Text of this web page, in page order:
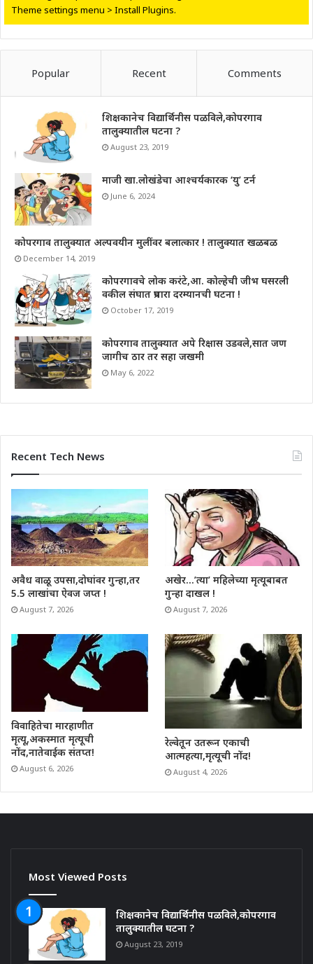
Theme settings menu > Install Plugins.
Popular Recent Comments
शिक्षकानेच विद्यार्थिनीस पळविले,कोपरगाव
तालुक्यातील घटना ?
August 23, 2019
माजी खा.लोखंडेचा आश्चर्यकारक ‘यु’ टर्न
June 6, 2024
कोपरगाव तालुक्यात अल्पवयीन मुलींवर बलात्कार ! तालुक्यात खळबळ
December 14, 2019
कोपरगावचे लोक करंटे,आ. कोल्हेची जीभ घसरली
वकील संघात प्रचारा दरम्यानची घटना !
October 17, 2019
कोपरगाव तालुक्यात अपे रिक्षास उडवले,सात जण
जागीच ठार तर सहा जखमी
May 6, 2022
Recent Tech News
अवैध वाळू उपसा,दोघांवर गुन्हा,तर
5.5 लाखांचा ऐवज जप्त !
August 7, 2026
अखेर…’त्या’ महिलेच्या मृत्यूबाबत
गुन्हा दाखल !
August 7, 2026
विवाहितेचा मारहाणीत
मृत्यू,अकस्मात मृत्यूची
नोंद,नातेवाईक संतप्त!
August 6, 2026
रेल्वेतून उतरून एकाची
आत्महत्या,मृत्यूची नोंद!
August 4, 2026
Most Viewed Posts
शिक्षकानेच विद्यार्थिनीस पळविले,कोपरगाव
तालुक्यातील घटना ?
August 23, 2019